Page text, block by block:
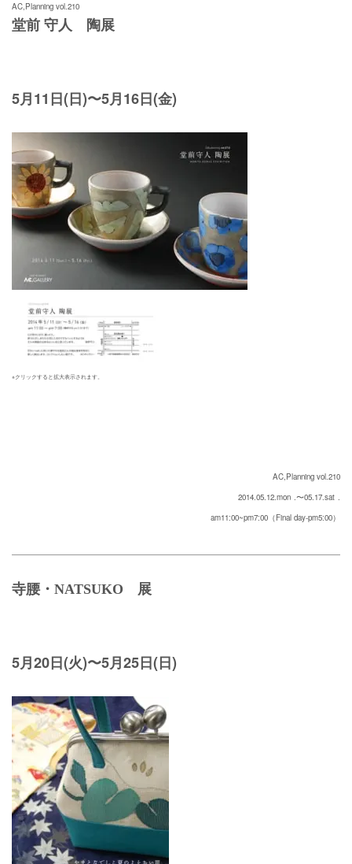
AC,Planning vol.210
堂前 守人 陶展
5月11日(日)〜5月16日(金)
※クリックすると拡大表示されます。
AC,Planning vol.210
2014.05.12.mon .〜05.17.sat .
am11:00~pm7:00（Final day-pm5:00）
寺腰・NATSUKO 展
5月20日(火)〜5月25日(日)